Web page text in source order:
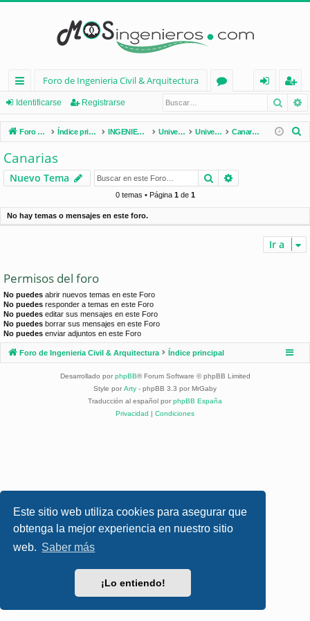
Este sitio web utiliza cookies para asegurar que
obtenga la mejor experiencia en nuestro sitio
web. Saber más
¡Lo entiendo!
nl
ac
es
rá
pi
d
Foro de Ingenieria Civil & Arquitectura
os
nt
ifi
e
eg
ist
ra
Identificarse Registrarse
Foro de Ingenieria Civil & Arquitectura Índice principal INGENIERÍA CIVIL (España) Universidades de España Universidades por Comunidades Canarias
r
Canarias
Nuevo Tema Buscar
0 temas • Página 1de 1
No hay temas o mensajes en este foro.
Ir a
Permisos del foro
No puedes abrir nuevos temas en este Foro
No puedes responder a temas en este Foro
No puedes editar sus mensajes en este Foro
No puedes borrar sus mensajes en este Foro
No puedes enviar adjuntos en este Foro
Foro de Ingenieria Civil & Arquitectura Índice principal
Desarrollado por phpBB® Forum Software © phpBB Limited
Style por Arty - phpBB 3.3 por MrGaby
Traducción al español por phpBB España
Privacidad | Condiciones